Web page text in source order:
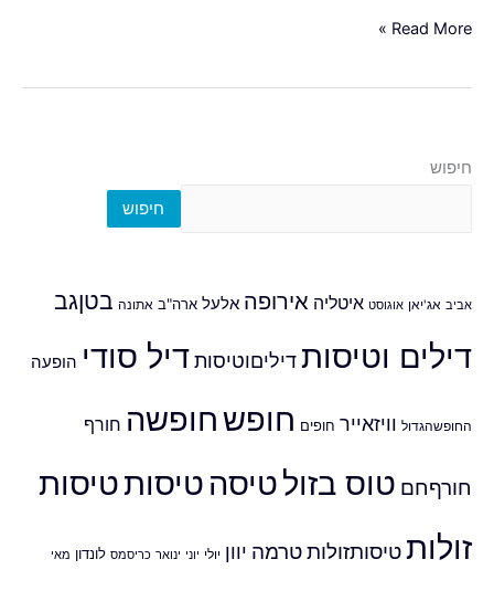
Read More »
חיפוש
חיפוש
אביב אג'יאן אוגוסט איטליה אירופה אלעל ארה"ב אתונה בטןגב
דילים וטיסותדיליםוטיסותדיל סודי הופעה
החופשהגדול וויזאייר חופים חופשחופשה חורף
חורףחם טוס בזולטיסה טיסותטיסות
זולותטיסותזולותטרמה יוון יולי יוני ינואר כריסמס לונדון מאי